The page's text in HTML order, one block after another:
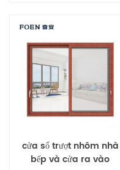
vời. các loại cửa khác nhau để
đáp ứng nhu cầu kiến ​​trúc
cửa sổ trượt nhôm nhà
bếp và cửa ra vào